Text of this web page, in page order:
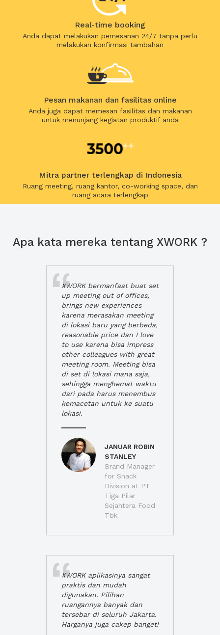
Real-time booking
Anda dapat melakukan pemesanan 24/7 tanpa perlu
melakukan konfirmasi tambahan
Pesan makanan dan fasilitas online
Anda juga dapat memesan fasilitas dan makanan
untuk menunjang kegiatan produktif anda
Mitra partner terlengkap di Indonesia
Ruang meeting, ruang kantor, co-working space, dan
ruang acara terlengkap
Apa kata mereka tentang XWORK ?
XWORK bermanfaat buat set
up meeting out of offices,
brings new experiences
karena merasakan meeting
di lokasi baru yang berbeda,
reasonable price dan I love
to use karena bisa impress
other colleagues with great
meeting room. Meeting bisa
di set di lokasi mana saja,
sehingga menghemat waktu
dari pada harus menembus
kemacetan untuk ke suatu
lokasi.
JANUAR ROBIN
STANLEY
Brand Manager
for Snack
Division at PT
Tiga Pilar
Sejahtera Food
Tbk
XWORK aplikasinya sangat
praktis dan mudah
digunakan. Pilihan
ruangannya banyak dan
tersebar di seluruh Jakarta.
Harganya juga cakep banget!